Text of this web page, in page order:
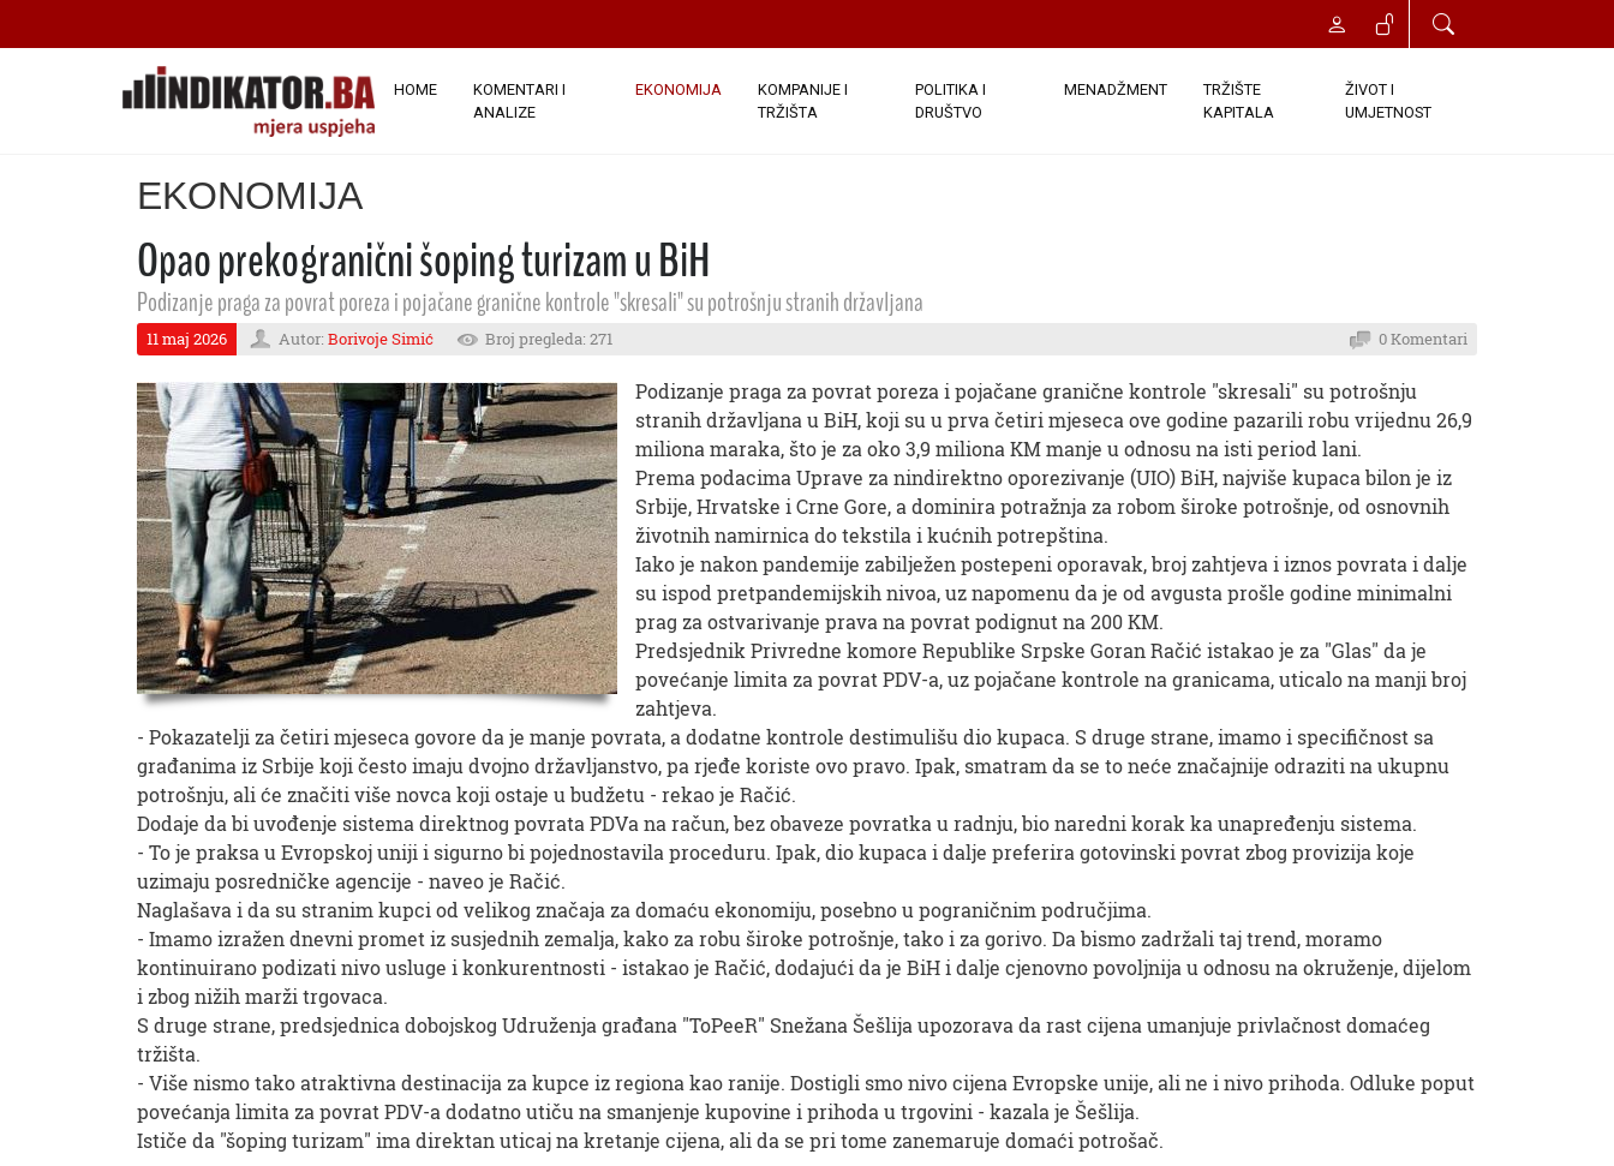
HOME
KOMENTARI I
ANALIZE
EKONOMIJA
KOMPANIJE I
TRŽIŠTA
POLITIKA I
DRUŠTVO
MENADŽMENT
TRŽIŠTE
KAPITALA
ŽIVOT I
UMJETNOST
EKONOMIJA
Opao prekogranični šoping turizam u BiH
Podizanje praga za povrat poreza i pojačane granične kontrole "skresali" su potrošnju stranih državljana
11 maj 2026 Autor: Borivoje Simić Broj pregleda: 271 0 Komentari
Podizanje praga za povrat poreza i pojačane granične kontrole "skresali" su potrošnju
stranih državljana u BiH, koji su u prva četiri mjeseca ove godine pazarili robu vrijednu 26,9
miliona maraka, što je za oko 3,9 miliona KM manje u odnosu na isti period lani.
Prema podacima Uprave za nindirektno oporezivanje (UIO) BiH, najviše kupaca bilon je iz
Srbije, Hrvatske i Crne Gore, a dominira potražnja za robom široke potrošnje, od osnovnih
životnih namirnica do tekstila i kućnih potrepština.
Iako je nakon pandemije zabilježen postepeni oporavak, broj zahtjeva i iznos povrata i dalje
su ispod pretpandemijskih nivoa, uz napomenu da je od avgusta prošle godine minimalni
prag za ostvarivanje prava na povrat podignut na 200 KM.
Predsjednik Privredne komore Republike Srpske Goran Račić istakao je za "Glas" da je
povećanje limita za povrat PDV-a, uz pojačane kontrole na granicama, uticalo na manji broj
zahtjeva.
- Pokazatelji za četiri mjeseca govore da je manje povrata, a dodatne kontrole destimulišu dio kupaca. S druge strane, imamo i specifičnost sa
građanima iz Srbije koji često imaju dvojno državljanstvo, pa rjeđe koriste ovo pravo. Ipak, smatram da se to neće značajnije odraziti na ukupnu
potrošnju, ali će značiti više novca koji ostaje u budžetu - rekao je Račić.
Dodaje da bi uvođenje sistema direktnog povrata PDVa na račun, bez obaveze povratka u radnju, bio naredni korak ka unapređenju sistema.
- To je praksa u Evropskoj uniji i sigurno bi pojednostavila proceduru. Ipak, dio kupaca i dalje preferira gotovinski povrat zbog provizija koje
uzimaju posredničke agencije - naveo je Račić.
Naglašava i da su stranim kupci od velikog značaja za domaću ekonomiju, posebno u pograničnim područjima.
- Imamo izražen dnevni promet iz susjednih zemalja, kako za robu široke potrošnje, tako i za gorivo. Da bismo zadržali taj trend, moramo
kontinuirano podizati nivo usluge i konkurentnosti - istakao je Račić, dodajući da je BiH i dalje cjenovno povoljnija u odnosu na okruženje, dijelom
i zbog nižih marži trgovaca.
S druge strane, predsjednica dobojskog Udruženja građana "ToPeeR" Snežana Šešlija upozorava da rast cijena umanjuje privlačnost domaćeg
tržišta.
- Više nismo tako atraktivna destinacija za kupce iz regiona kao ranije. Dostigli smo nivo cijena Evropske unije, ali ne i nivo prihoda. Odluke poput
povećanja limita za povrat PDV-a dodatno utiču na smanjenje kupovine i prihoda u trgovini - kazala je Šešlija.
Ističe da "šoping turizam" ima direktan uticaj na kretanje cijena, ali da se pri tome zanemaruje domaći potrošač.